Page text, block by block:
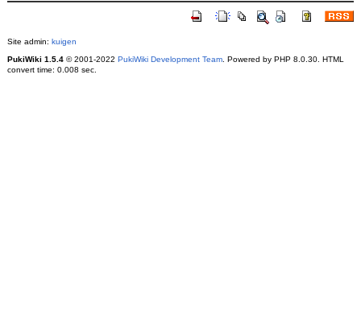
Site admin: kuigen
PukiWiki 1.5.4© 2001-2022 PukiWiki Development Team. Powered by PHP 8.0.30. HTML
convert time: 0.008 sec.